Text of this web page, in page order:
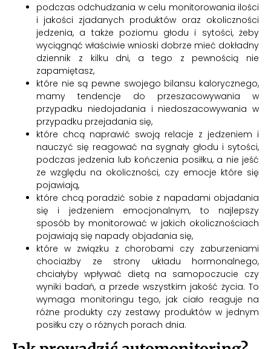
podczas odchudzania w celu monitorowania ilości
i jakości zjadanych produktów oraz okoliczności
jedzenia, a także poziomu głodu i sytości, żeby
wyciągnąć właściwie wnioski dobrze mieć dokładny
dziennik z kilku dni, a tego z pewnością nie
zapamiętasz,
które nie są pewne swojego bilansu kalorycznego,
mamy tendencje do przeszacowywania w
przypadku niedojadania i niedoszacowywania w
przypadku przejadania się,
które chcą naprawić swoją relacje z jedzeniem i
nauczyć się reagować na sygnały głodu i sytości,
podczas jedzenia lub kończenia posiłku, a nie jeść
ze względu na okoliczności, czy emocje które się
pojawiają,
które chcą poradzić sobie z napadami objadania
się i jedzeniem emocjonalnym, to najlepszy
sposób by monitorować w jakich okolicznościach
pojawiają się napady objadania się,
które w związku z chorobami czy zaburzeniami
chociażby ze strony układu hormonalnego,
chciałyby wpływać dietą na samopoczucie czy
wyniki badań, a przede wszystkim jakość życia. To
wymaga monitoringu tego, jak ciało reaguje na
różne produkty czy zestawy produktów w jednym
posiłku czy o różnych porach dnia.